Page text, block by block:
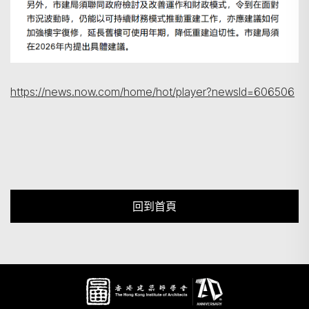
https://news.now.com/home/hot/player?newsId=606506
回到首頁